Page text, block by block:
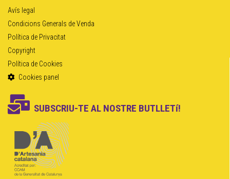
Avís legal
Condicions Generals de Venda
Política de Privacitat
Copyright
Política de Cookies
Cookies panel
SUBSCRIU-TE AL NOSTRE BUTLLETí!